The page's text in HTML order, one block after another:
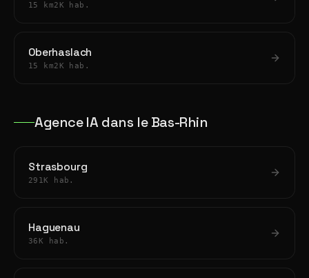
15 km2K hab.
Oberhaslach
15 km2K hab.
Agence IA dans le Bas-Rhin
Strasbourg
291K hab.
Haguenau
36K hab.